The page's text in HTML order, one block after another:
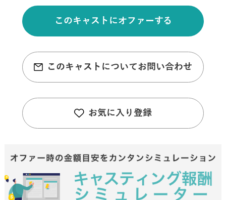
このキャストにオファーする
このキャストについてお問い合わせ
お気に入り登録